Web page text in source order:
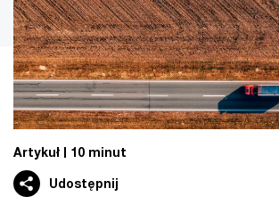
Artykuł 10 minut
Udostępnij